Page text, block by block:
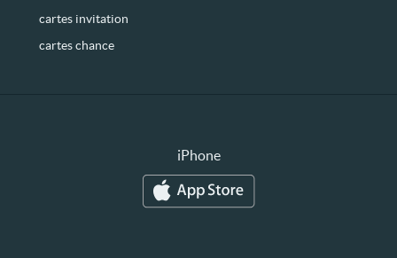
cartes invitation
cartes chance
iPhone